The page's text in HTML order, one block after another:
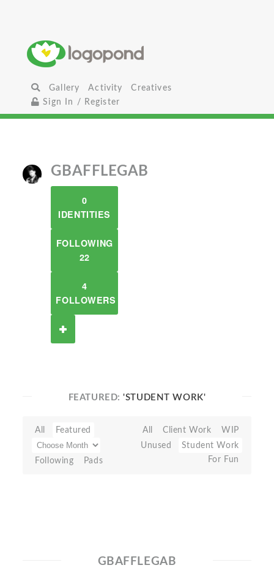
Gallery Activity
Creatives
Sign In / Register
GBAFFLEGAB
0
IDENTITIES
FOLLOWING
22
4
FOLLOWERS
FEATURED:'STUDENT WORK'
All Featured
Following Pads
All Client Work
WIP
Unused
Student Work
For Fun
GBAFFLEGAB